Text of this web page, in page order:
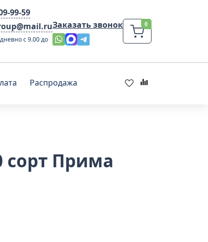
99-59
с 9.00 до
Заказать звонок
Распродажа
сорт Прима